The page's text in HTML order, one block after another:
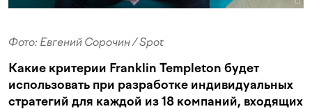
Фото: Евгений Сорочин / Spot
Какие критерии Franklin Templeton будет
использовать при разработке индивидуальных
стратегий для каждой из 18 компаний, входящих